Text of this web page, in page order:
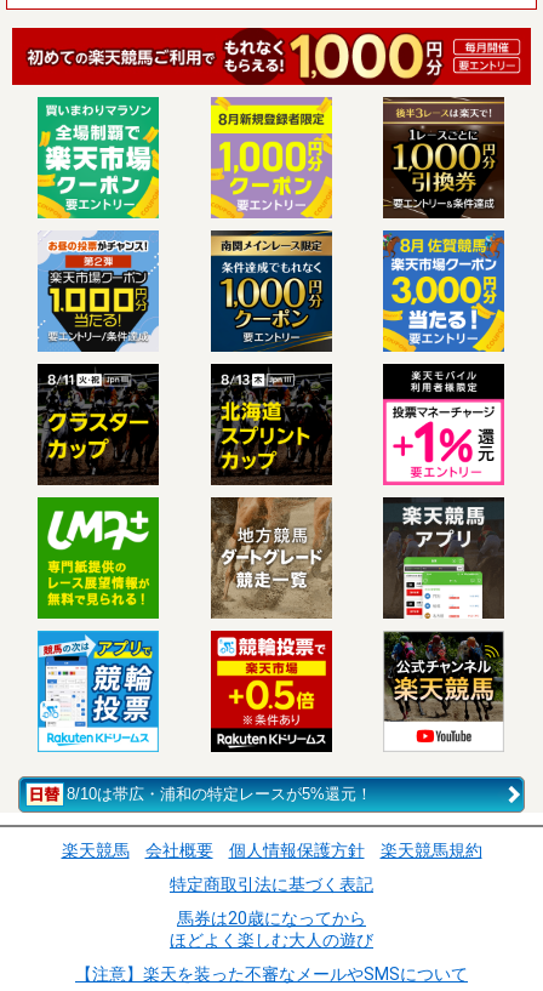
8/10は帯広・浦和の特定レースが5%還元！
楽天競馬 会社概要 個人情報保護方針
楽天競馬規約
特定商取引法に基づく表記
馬券は20歳になってから
ほどよく楽しむ大人の遊び
【注意】楽天を装った不審なメールやSMSについて